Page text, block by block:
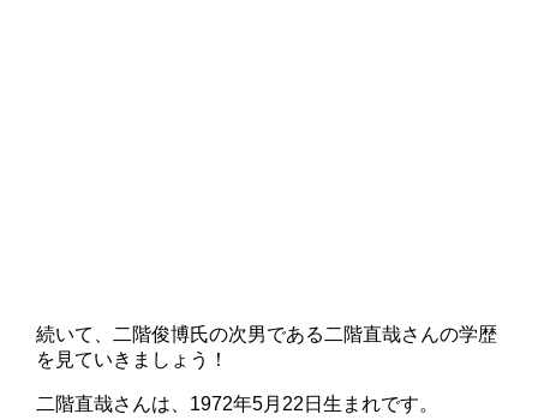
続いて、二階俊博氏の次男である二階直哉さんの学歴
を見ていきましょう！
二階直哉さんは、1972年5月22日生まれです。